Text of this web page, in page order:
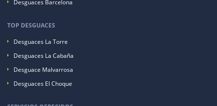
Desguaces Barcelona
TOP DESGUACES
Desguaces La Torre
Desguaces La Cabaña
Desguace Malvarrosa
Desguaces El Choque